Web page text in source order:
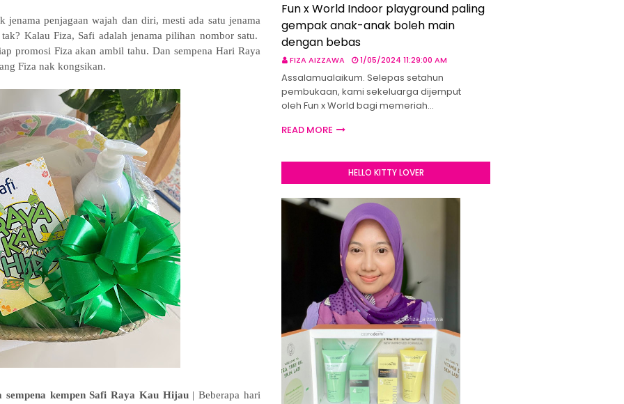
jenama penjagaan wajah dan diri, mesti ada satu jenama
Kalau Fiza, Safi adalah jenama pilihan nombor satu.
promosi Fiza akan ambil tahu. Dan sempena Hari Raya
Fiza nak kongsikan.
kempen Safi Raya Kau Hijau| Beberapa hari
Fun x World Indoor playground paling
gempak anak-anak boleh main
dengan bebas
FIZA AIZZAWA 1/05/2024 11:29:00 AM
Assalamualaikum. Selepas setahun
pembukaan, kami sekeluarga dijemput
oleh Fun x World bagi memeriah…
READ MORE
HELLO KITTY LOVER